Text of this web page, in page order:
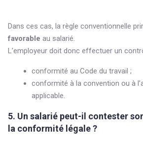
Dans ces cas, la règle conventionnelle
favorable au salarié.
L’employeur doit donc effectuer un
conformité au Code du travail ;
conformité à la convention ou à
applicable.
5. Un salarié peut-il contester
la conformité légale ?